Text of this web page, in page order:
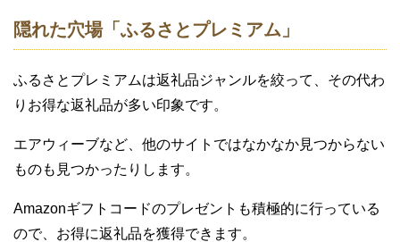
隠れた穴場「ふるさとプレミアム」
ふるさとプレミアムは返礼品ジャンルを絞って、その代わ
りお得な返礼品が多い印象です。
エアウィーブなど、他のサイトではなかなか見つからない
ものも見つかったりします。
Amazonギフトコードのプレゼントも積極的に行っている
ので、お得に返礼品を獲得できます。